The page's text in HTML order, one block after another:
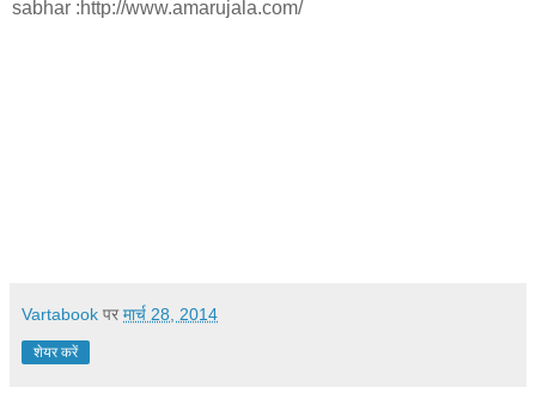
sabhar :http://www.amarujala.com/
Vartabook पर मार्च 28, 2014
शेयर करें